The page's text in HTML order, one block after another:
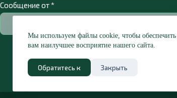
Мы используем файлы cookie, чтобы обеспечить
вам наилучшее восприятие нашего сайта.
Обратитесь к Закрыть
Сообщение от*